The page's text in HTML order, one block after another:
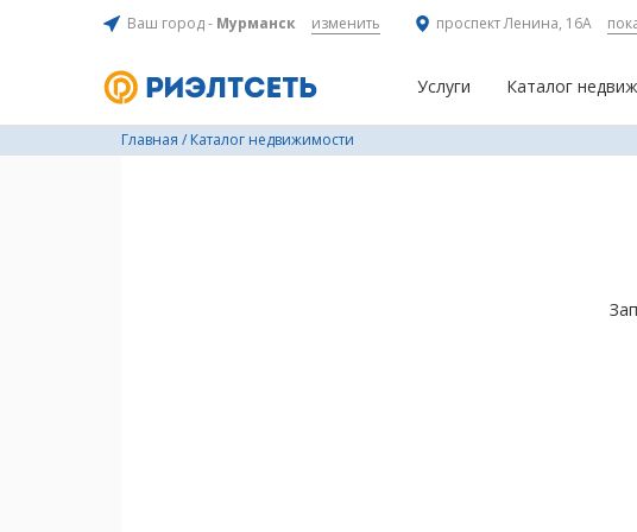
Ваш город - Мурманск изменить проспект Ленина, 16А
Услуги Каталог
Главная / Каталог недвижимости